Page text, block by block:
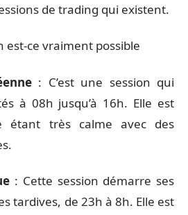
de trading qui existent.
: C’est une session qui
à 08h jusqu’à 16h. Elle est
étant très calme avec des
: Cette session démarre ses
tardives, de 23h à 8h. Elle est